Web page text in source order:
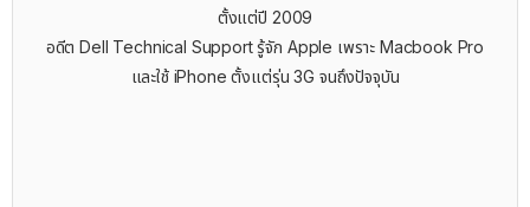
ตั้งแต่ปี 2009
อดีต Dell Technical Support รู้จัก ​Apple เพราะ Macbook Pro
และใช้ iPhone ตั้งแต่รุ่น 3G จนถึงปัจจุบัน